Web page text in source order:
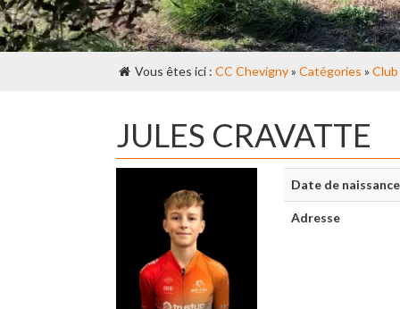
Vous êtes ici : CC Chevigny» Catégories » Club
JULES CRAVATTE
Date de naissance
Adresse